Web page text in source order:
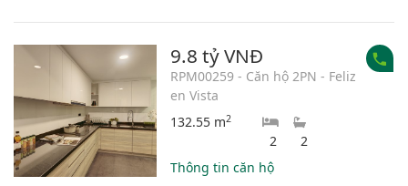
9.8 tỷ VNĐ
RPM00259 - Căn hộ 2PN - Feliz
en Vista
132.55 m2
2
2
Thông tin căn hộ